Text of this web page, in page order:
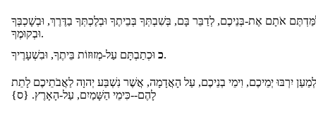
אֹתָם אֶת-בְּנֵיכֶם, לְדַבֵּר בָּם, בְּשִׁבְתְּךָ בְּבֵיתֶךָ וּבְלֶכְתְּךָ בַדֶּרֶךְ, וּבְשָׁכְבְּךָ
וּבְקוּמֶךָ.
כוּכְתַבְתָּם עַל-מְזוּזוֹת בֵּיתֶךָ, וּבִשְׁעָרֶיךָ.
יִרְבּוּ יְמֵיכֶם, וִימֵי בְנֵיכֶם, עַל הָאֲדָמָה, אֲשֶׁר נִשְׁבַּע יְהוָה לַאֲבֹתֵיכֶם לָתֵת
לָהֶם--כִּימֵי הַשָּׁמַיִם, עַל-הָאָרֶץ. {ס}